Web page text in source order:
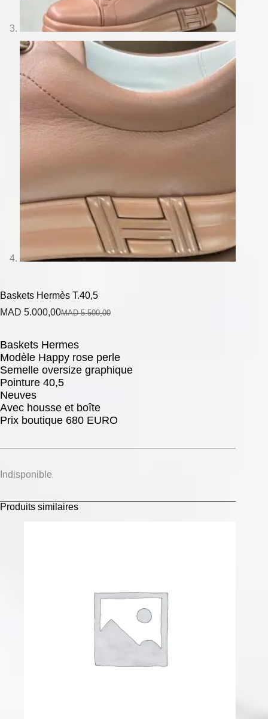
Baskets Hermès T.40,5
MAD5.500,00
MAD 5.000,00
Baskets Hermes
Modèle Happy rose perle
Semelle oversize graphique
Pointure 40,5
Neuves
Avec housse et boîte
Prix boutique 680 EURO
Indisponible
Produits similaires